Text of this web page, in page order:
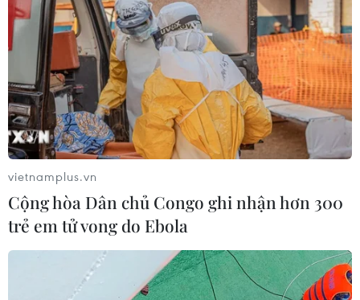
Những lão tướng sẵn sàng đổ máu vì chức
vô địch AFF Suzuki Cup
20/11/2016 04:15
Lê Công Vinh khẳng định sẽ cháy hết mình cùng đội
tuyển quốc gia, còn hậu vệ Baihakki Khaizan của
Singapore thì khẳng định “sẵn sàng đổ máu nếu cần
thiết để đem vinh quang về cho đất nước.”
vietnamplus.vn
Cộng hòa Dân chủ Congo ghi nhận hơn 300
trẻ em tử vong do Ebola